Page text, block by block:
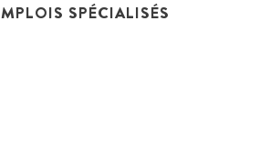
SPÉCIALISÉS